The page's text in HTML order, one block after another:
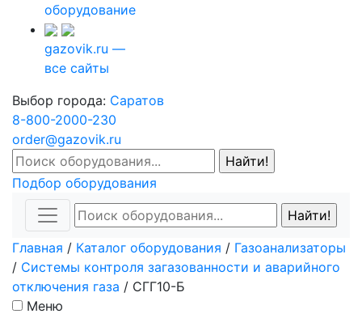
оборудование
gazovik.ru —
все сайты
Выбор города: Саратов
8-800-2000-230
order@gazovik.ru
Подбор оборудования
Главная / Каталог оборудования / Газоанализаторы
/ Системы контроля загазованности и аварийного
отключения газа / СГГ10-Б
Меню